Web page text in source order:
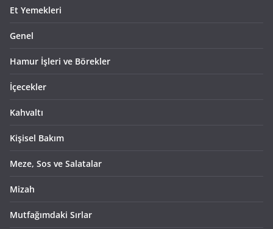
Et Yemekleri
Genel
Hamur İşleri ve Börekler
İçecekler
Kahvaltı
Kişisel Bakım
Meze, Sos ve Salatalar
Mizah
Mutfağımdaki Sırlar